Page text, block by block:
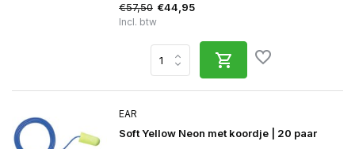
€57,50 €44,95
Incl. btw
EAR
Soft Yellow Neon met koordje | 20 paar